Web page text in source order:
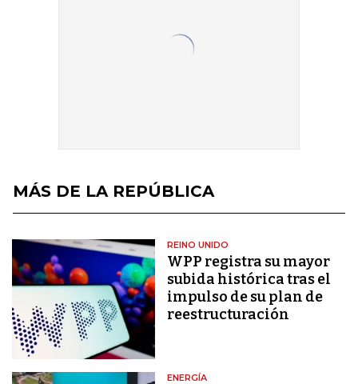
MÁS DE LA REPÚBLICA
REINO UNIDO
WPP registra su mayor
subida histórica tras el
impulso de su plan de
reestructuración
ENERGÍA